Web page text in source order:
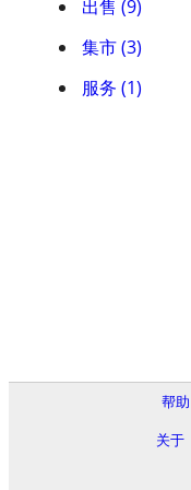
出售 (9)
集市 (3)
服务 (1)
帮助
关于